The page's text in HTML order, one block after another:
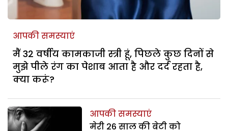
आपकी समस्याएं
मैं 32 वर्षीय कामकाजी स्त्री हूं, पिछले कुछ दिनों से
मुझे पीले रंग का पेशाब आता है और दर्द रहता है,
क्या करूं?
आपकी समस्याएं
मेरी 26 साल की बेटी को